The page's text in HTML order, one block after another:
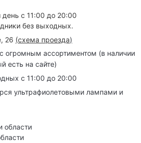
с 11:00 до 20:00
без выходных.
26 (схема проезда)
огромным ассортиментом (в наличии
есть на сайте)
с 11:00 до 20:00
ультрафиолетовыми лампами и